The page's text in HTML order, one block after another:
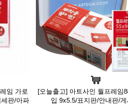
임 가로
판/아파
[오늘출고] 아트사인 월프레임
입 9x5.5/표지판/안내판/